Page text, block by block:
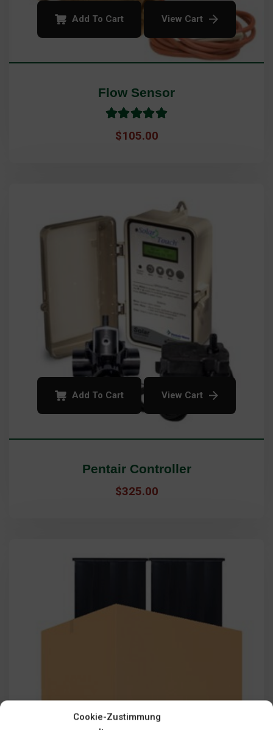
Cookie-Zustimmung
Add To Cart View Cart
Flow Sensor
$105.00
Add To Cart View Cart
Pentair Controller
$325.00